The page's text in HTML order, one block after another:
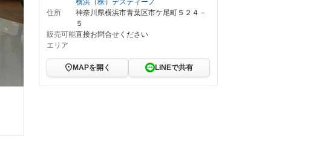
横浜（株）デスティーノ
住所
神奈川県横浜市青葉区市ケ尾町５２４－
５
販売可能
エリア
直接お問合せください
MAPを開く LINEで共有